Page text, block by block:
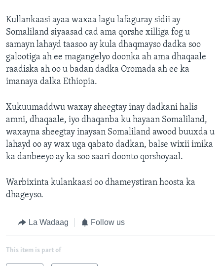
Kullankaasi ayaa waxaa lagu lafaguray sidii ay
Somaliland siyaasad cad ama qorshe xilliga fog u
samayn lahayd taasoo ay kula dhaqmayso dadka soo
galootiga ah ee magangelyo doonka ah ama dhaqaale
raadiska ah oo u badan dadka Oromada ah ee ka
imanaya dalka Ethiopia.
Xukuumaddwu waxay sheegtay inay dadkani halis
amni, dhaqaale, iyo dhaqanba ku hayaan Somaliland,
waxayna sheegtay inaysan Somaliland awood buuxda u
lahayd oo ay wax uga qabato dadkan, balse wixii imika
ka danbeeyo ay ka soo saari doonto qorshoyaal.
Warbixinta kulankaasi oo dhameystiran hoosta ka
dhageyso.
La Wadaag Follow us
This item is part of